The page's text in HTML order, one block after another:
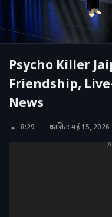
Psycho Killer
Friendship,
News
8:29 प्रकाशित: मई 15, 2026